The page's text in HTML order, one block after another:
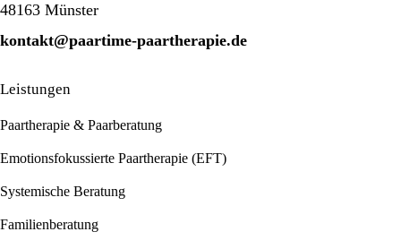
48163 Münster
kontakt@paartime-paartherapie.de
Leistungen
Paartherapie & Paarberatung
Emotionsfokussierte Paartherapie (EFT)
Systemische Beratung
Familienberatung